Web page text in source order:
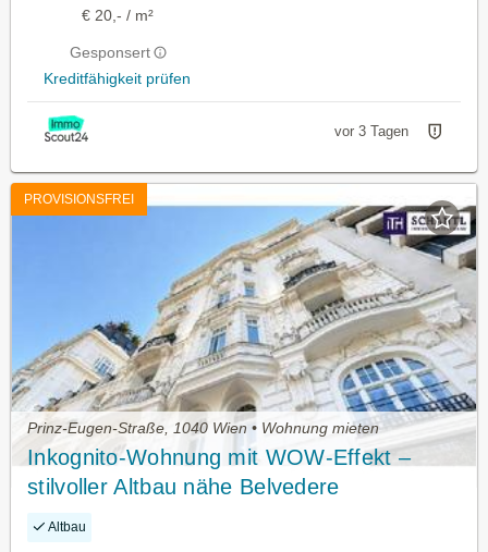
€ 20,- / m²
Gesponsert
Kreditfähigkeit prüfen
vor 3 Tagen
PROVISIONSFREI
Prinz-Eugen-Straße, 1040 Wien • Wohnung mieten
Inkognito-Wohnung mit WOW-Effekt –
stilvoller Altbau nähe Belvedere
Altbau